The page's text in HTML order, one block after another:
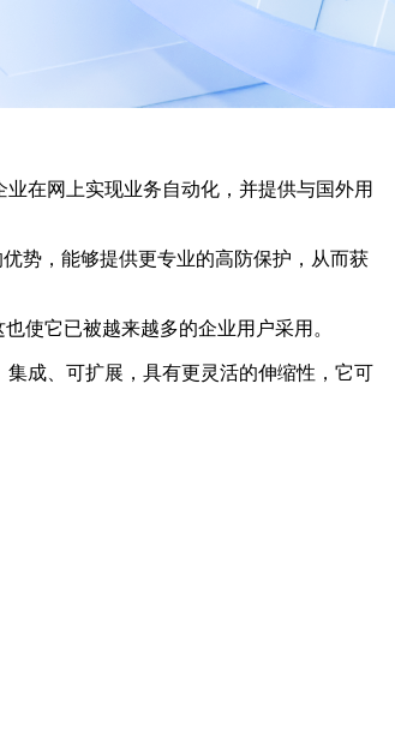
在网上实现业务自动化，并提供与国外用
势，能够提供更专业的高防保护，从而获
使它已被越来越多的企业用户采用。
成、可扩展，具有更灵活的伸缩性，它可